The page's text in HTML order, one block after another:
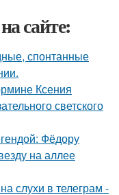
сайте:
спонтанные
Ксения
светского
Фёдору
на аллее
слухи в телеграм -